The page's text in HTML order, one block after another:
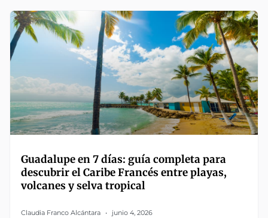
Guadalupe en 7 días: guía completa para
descubrir el Caribe Francés entre playas,
volcanes y selva tropical
Claudia Franco Alcántara junio 4, 2026